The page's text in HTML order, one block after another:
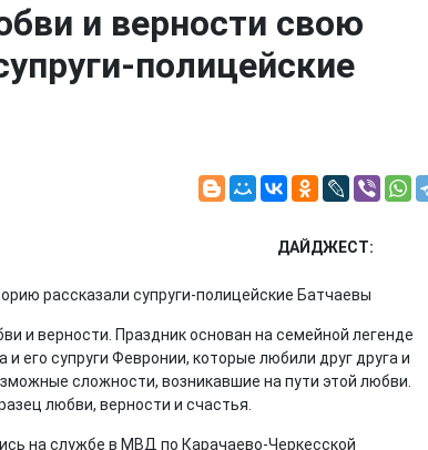
и верности свою
полицейские
ДАЙДЖЕСТ:
и верности. Праздник основан на семейной легенде
его супруги Февронии, которые любили друг друга и
сложности, возникавшие на пути этой любви.
любви, верности и счастья.
на службе в МВД по Карачаево-Черкесской